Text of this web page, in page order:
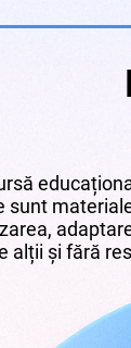
sunt
alții și fără